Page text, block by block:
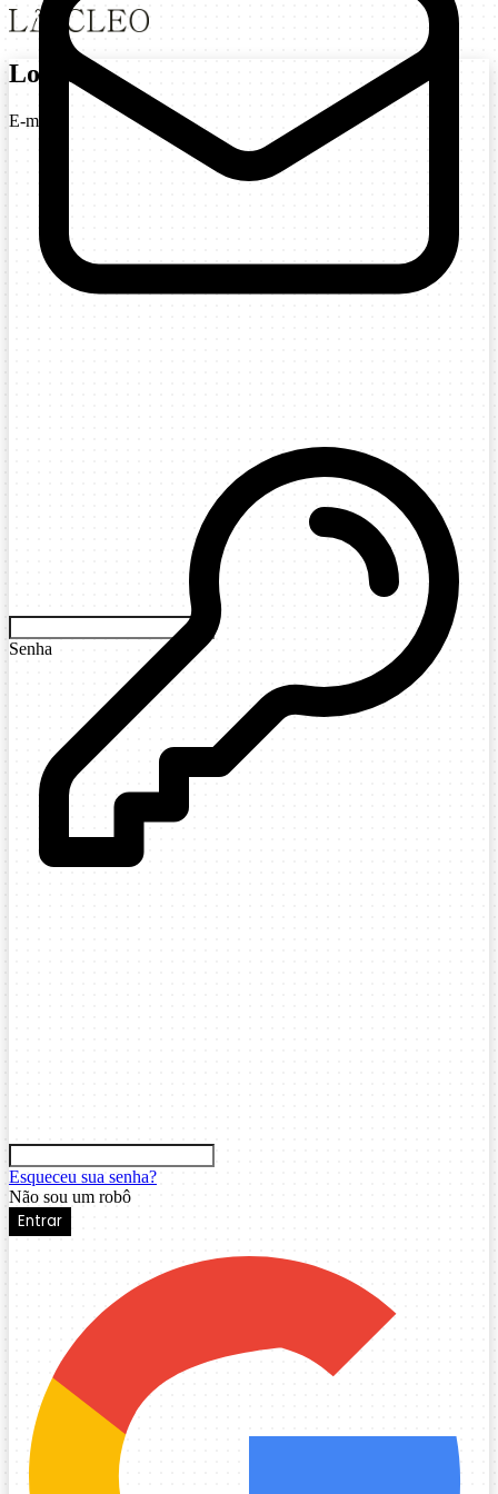
Login
E-mail
Senha
Esqueceu sua senha?
Não sou um robô
Entrar